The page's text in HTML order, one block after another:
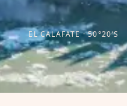
EL CALAFATE · 50°20′S